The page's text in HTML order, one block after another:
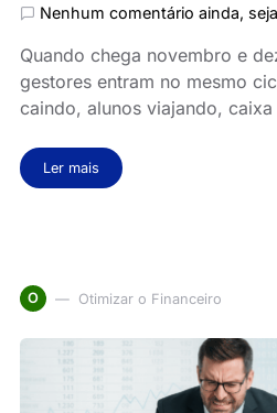
Nenhum comentário ainda,
Quando chega novembro e
gestores entram no mesmo
caindo, alunos viajando,
Ler mais
O Otimizar o Financeiro